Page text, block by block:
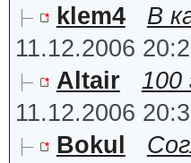
klem4
В
11.12.2006
Altair
100
11.12.2006
Bokul